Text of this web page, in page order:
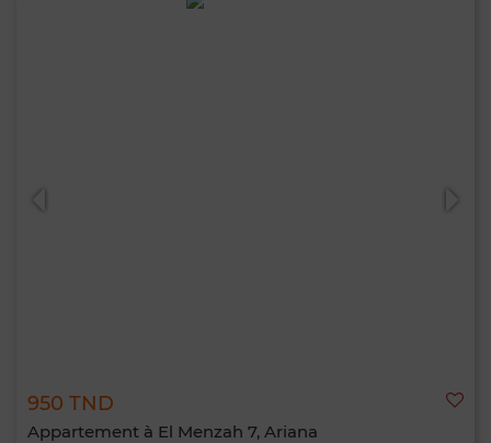
950 TND
Appartement à El Menzah 7, Ariana